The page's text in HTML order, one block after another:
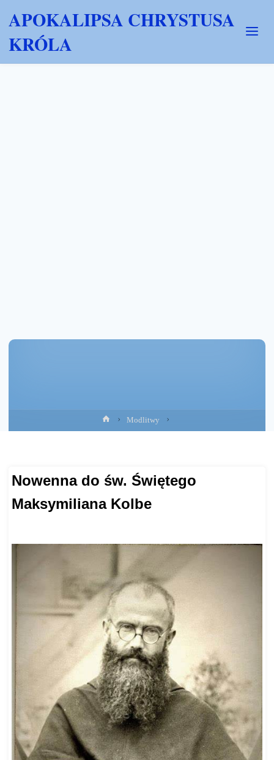
APOKALIPSA CHRYSTUSA
KRÓLA
Strona
główna
Modlitwy
Nowenna do św. Świętego
Maksymiliana Kolbe